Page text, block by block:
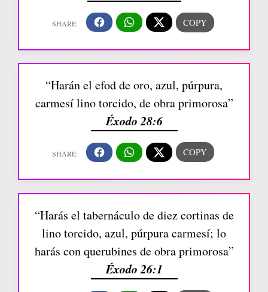
“Harán el efod de oro, azul, púrpura,
carmesí lino torcido, de obra primorosa”
Éxodo 28:6
“Harás el tabernáculo de diez cortinas de
lino torcido, azul, púrpura carmesí; lo
harás con querubines de obra primorosa”
Éxodo 26:1